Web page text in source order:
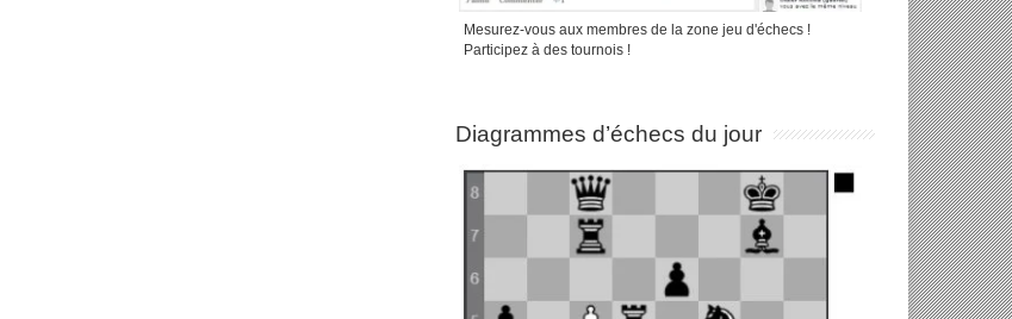
Mesurez-vous aux membres de la zone jeu d'échecs !
Participez à des tournois !
Diagrammes d’échecs du jour